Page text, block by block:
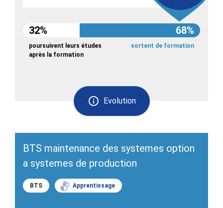
Evolution
32% 68%
poursuivent leurs études
après la formation
sortent de formation
BTS maintenance des systemes option
a systemes de production
BTS Apprentissage